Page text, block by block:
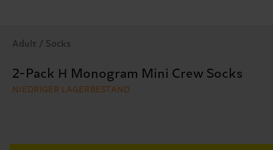
Adult / Socks
2-Pack H Monogram Mini Crew Socks
NIEDRIGER LAGERBESTAND